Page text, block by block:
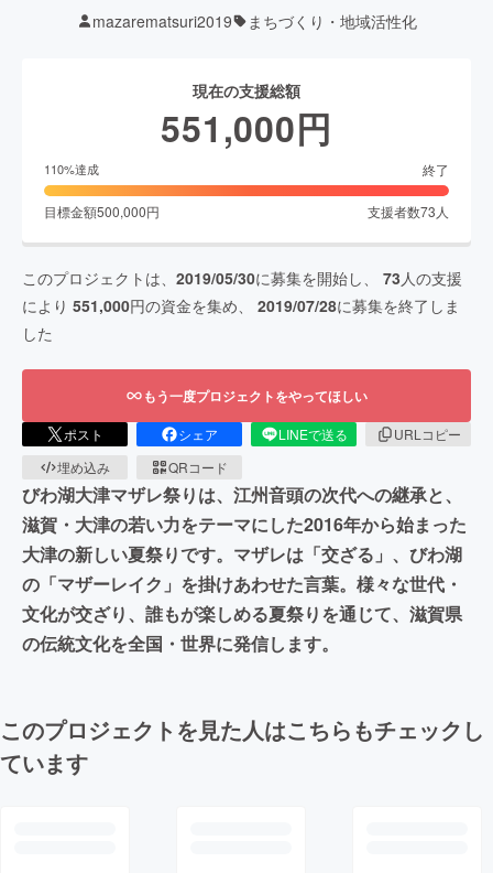
mazarematsuri2019 まちづくり・地域活性化
現在の支援総額
551,000円
110%達成 終了
目標金額500,000円 支援者数73 人
このプロジェクトは、 2019/05/30に募集を開始し、 73 人の支援
により 551,000円の資金を集め、 2019/07/28に募集を終了しま
した
もう一度プロジェクトをやってほしい
ポスト シェア LINEで送る
URLコピー
埋め込み
QRコード
びわ湖大津マザレ祭りは、江州音頭の次代への継承と、
滋賀・大津の若い力をテーマにした2016年から始まった
大津の新しい夏祭りです。マザレは「交ざる」、びわ湖
の「マザーレイク」を掛けあわせた言葉。様々な世代・
文化が交ざり、誰もが楽しめる夏祭りを通じて、滋賀県
の伝統文化を全国・世界に発信します。
このプロジェクトを見た人はこちらもチェックし
ています